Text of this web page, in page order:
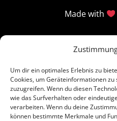
Um dir ein optimales Erlebnis zu
Cookies, um Geräteinformationen
zuzugreifen. Wenn du diesen
wie das Surfverhalten oder
verarbeiten. Wenn du deine
können bestimmte Merkmale und
Made with